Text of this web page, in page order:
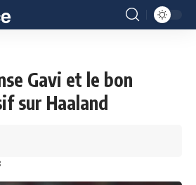
Gavi et le bon
sur Haaland